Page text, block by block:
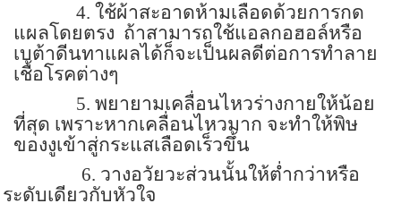
4. ใช้ผ้าสะอาดห้ามเลือดด้วยการกด
แผลโดยตรง ถ้าสามารถใช้แอลกอฮอล์หรือ
เบต้าดีนทาแผลได้ก็จะเป็นผลดีต่อการทำลาย
เชื้อโรคต่างๆ
5. พยายามเคลื่อนไหวร่างกายให้น้อย
ที่สุด เพราะหากเคลื่อนไหวมาก จะทำให้พิษ
ของงูเข้าสู่กระแสเลือดเร็วขึ้น
6. วางอวัยวะส่วนนั้นให้ต่ำกว่าหรือ
ระดับเดียวกับหัวใจ